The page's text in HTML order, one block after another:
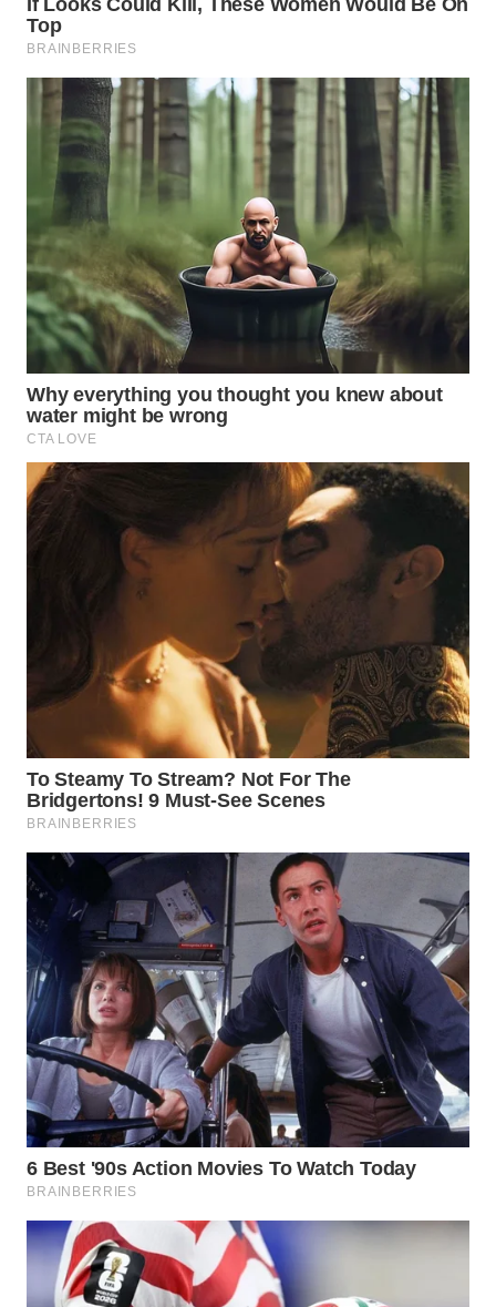
INDRAMAYU
WN
KUNINGAN
MAJALENGKA
WN
SUBANG
WN
SUKABUMI
WN
WN
WN
BOROBUDUR
WN
MADURA
SURABAYA
WN
NATUNA
WN
BINTAN
WN
WN
LIKUPANG